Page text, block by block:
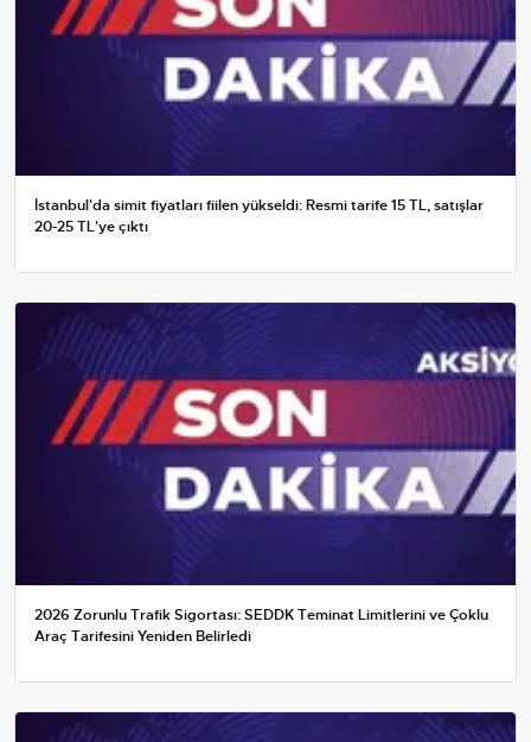
İstanbul'da simit fiyatları fiilen yükseldi: Resmi tarife 15 TL, satışlar
20-25 TL'ye çıktı
2026 Zorunlu Trafik Sigortası: SEDDK Teminat Limitlerini ve Çoklu
Araç Tarifesini Yeniden Belirledi